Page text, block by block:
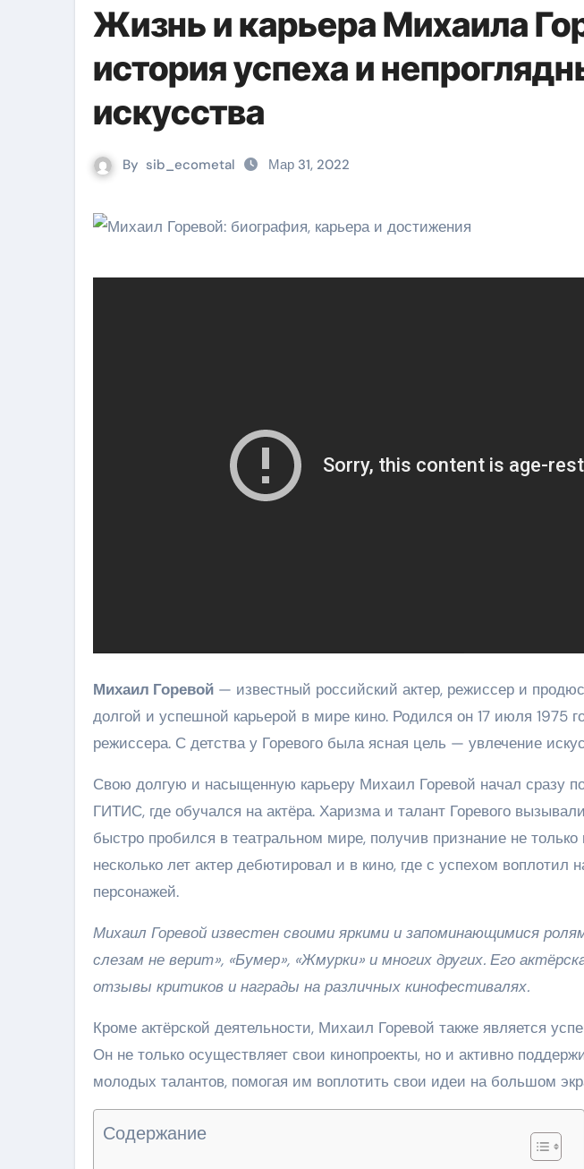
Жизнь и карьера Михаила
история успеха и
искусства
By sib_ecometal Мар 31, 2022
Михаил Горевой — известный российский актер, режиссер и
долгой и успешной карьерой в мире кино. Родился он 17 июля 1975
режиссера. С детства у Горевого была ясная цель — увлечение
Свою долгую и насыщенную карьеру Михаил Горевой начал сразу
ГИТИС, где обучался на актёра. Харизма и талант Горевого
быстро пробился в театральном мире, получив признание не только
несколько лет актер дебютировал и в кино, где с успехом воплотил
персонажей.
Михаил Горевой известен своими яркими и запоминающимися
слезам не верит», «Бумер», «Жмурки» и многих других. Его
отзывы критиков и награды на различных кинофестивалях.
Кроме актёрской деятельности, Михаил Горевой также является
Он не только осуществляет свои кинопроекты, но и активно
молодых талантов, помогая им воплотить свои идеи на большом
Содержание